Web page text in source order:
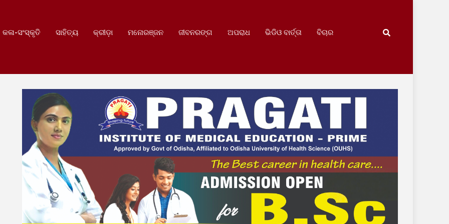
କଳା-ସଂସ୍କୃତି ସାହିତ୍ୟ କ୍ରୀଡ଼ା ମନୋରଞ୍ଜନ ଜୀବନରଙ୍ଗ ଅପରାଧ ଭିଡିଓ ବାର୍ତ୍ତା ବିଚାର